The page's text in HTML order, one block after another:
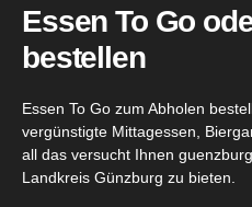
Essen To Go
bestellen
Essen To Go zum Abholen
vergünstigte Mittagessen,
all das versucht Ihnen
Landkreis Günzburg zu bieten.